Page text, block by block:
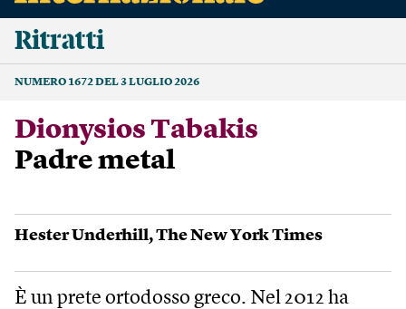
Ritratti
NUMERO 1672 DEL 3 LUGLIO 2026
Dionysios Tabakis
Padre metal
Hester Underhill,The New York Times
È un prete ortodosso greco. Nel 2012 ha